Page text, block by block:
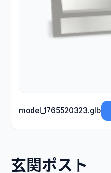
model_1765520323.glb
玄関ポスト